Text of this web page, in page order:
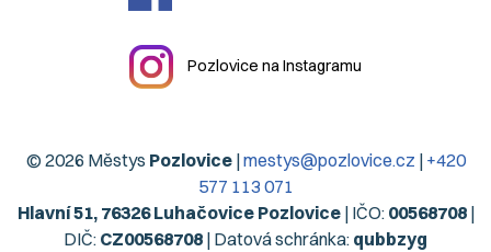
Pozlovice na Instagramu
© 2026 Městys Pozlovice|mestys@pozlovice.cz | +420
577 113 071
Hlavní 51, 76326 Luhačovice Pozlovice| IČO: 00568708|
DIČ: CZ00568708 | Datová schránka: qubbzyg